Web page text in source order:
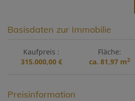
Basisdaten zur Immobilie
Kaufpreis
315.000,00 €
Fläche
ca. 81,97 m2
Preisinformation